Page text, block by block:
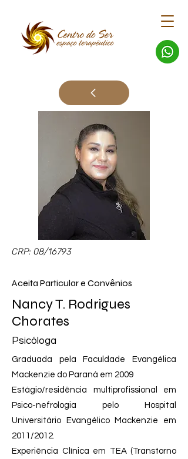
CRP: 08/16793
Aceita Particular e Convênios
Nancy T. Rodrigues
Chorates
Psicóloga
Graduada pela Faculdade Evangélica
Mackenzie do Paraná em 2009
Estágio/residência multiprofissional em
Psico-nefrologia pelo Hospital
Universitário Evangélico Mackenzie em
2011/2012.
Experiência Clínica em TEA (Transtorno